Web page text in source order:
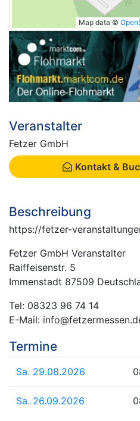
Map data ©
Veranstalter
Fetzer GmbH
Kontakt &
Beschreibung
https://fetzer-
Fetzer GmbH Veranstalter
Raiffeisenstr. 5
Immenstadt 87509
Tel: 08323 96 74 14
E-Mail:
Termine
Sa. 29.08.2026
Sa. 26.09.2026